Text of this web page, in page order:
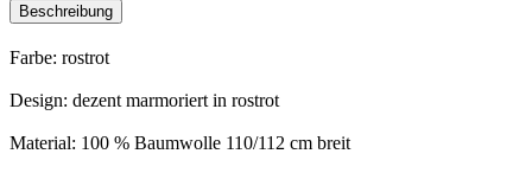
Beschreibung
Farbe: rostrot
Design: dezent marmoriert in rostrot
Material: 100 % Baumwolle 110/112 cm breit